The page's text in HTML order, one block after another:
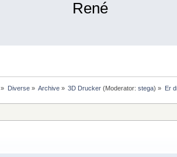
René
» Diverse» Archive» 3D Drucker (Moderator:stega) » Er